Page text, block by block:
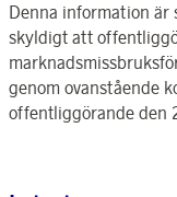
Denna information är
skyldigt att
genom ovanstående
offentliggörande den